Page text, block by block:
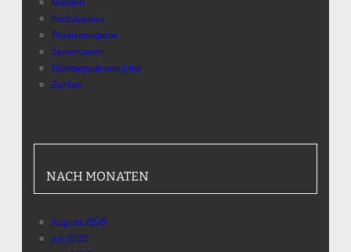
Netzausbau
Praxisbeispiele
Sehenswert
Wärmepumpen-Jobs
Zahlen
NACH MONATEN
August 2026
Juli 2026